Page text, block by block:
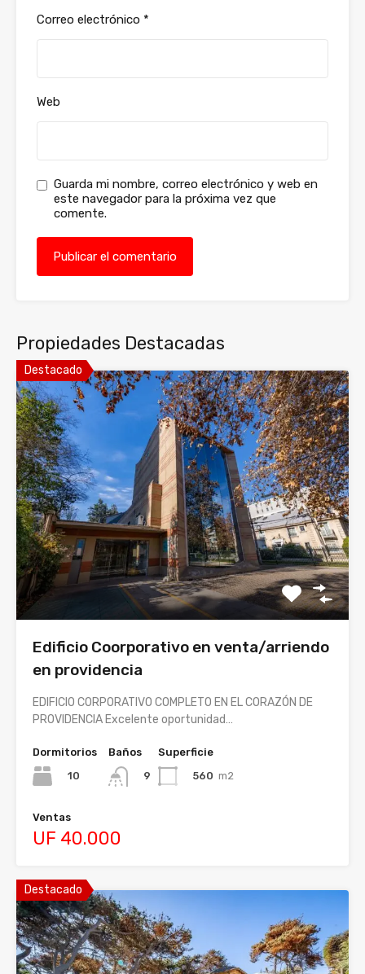
Correo electrónico *
Web
Guarda mi nombre, correo electrónico y web en
este navegador para la próxima vez que
comente.
Propiedades Destacadas
Destacado
Edificio Coorporativo en venta/arriendo
en providencia
EDIFICIO CORPORATIVO COMPLETO EN EL CORAZÓN DE
PROVIDENCIA Excelente oportunidad…
Dormitorios
10
Baños
9
Superficie
560 m2
Ventas
UF 40.000
Destacado